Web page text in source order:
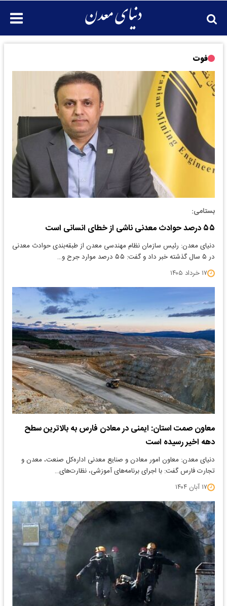
فوت
بستامی:
۵۵ درصد حوادث معدنی ناشی از خطای انسانی است
دنیای معدن: رئیس سازمان نظام مهندسی معدن از طبقه‌بندی حوادث معدنی
در ۵ سال گذشته خبر داد و گفت: ۵۵ درصد موارد جرح و…
۱۷ خرداد ۱۴۰۵
معاون صمت استان: ایمنی در معادن فارس به بالاترین سطح
دهه اخیر رسیده است
دنیای معدن: معاون امور معادن و صنایع معدنی اداره‌کل صنعت، معدن و
تجارت فارس گفت: با اجرای برنامه‌های آموزشی، نظارت‌های…
۱۷ آبان ۱۴۰۴